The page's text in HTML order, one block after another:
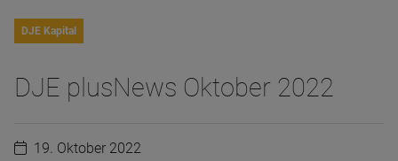
DJE Kapital
DJE plusNews Oktober 2022
19. Oktober 2022